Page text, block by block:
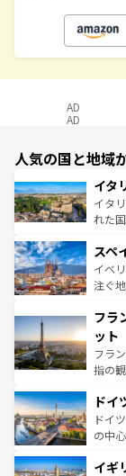
AD
AD
人気の国と地域
イタ
イタ
れた国
ろん
景な
ピザ
ませ
なお
しい。
スペ
イベ
注ぐ
文化
れる
る。
アー
せる
ンテ
フラ
ット
フラ
指の
で、
聖堂
から
いる
ドイ
ドイ
の中
顔を
イギ